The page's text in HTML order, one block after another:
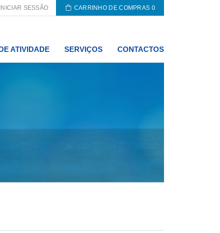
SESSÃO CARRINHO DE COMPRAS 0
ATIVIDADE SERVIÇOS CONTACTOS